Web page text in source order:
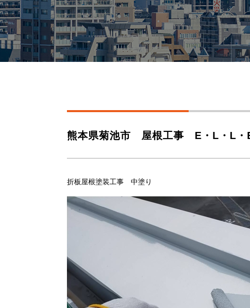
熊本県菊池市 屋根工事 E・L・L・E
折板屋根塗装工事 中塗り